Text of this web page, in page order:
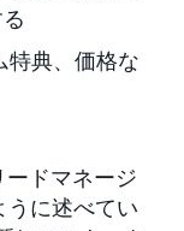
特典、価格な
ドマネージ
うに述べてい